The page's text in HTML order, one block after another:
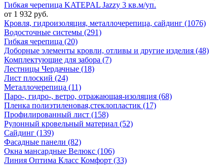
Гибкая черепица KATEPAL Jazzy 3 кв.м/уп.
от 1 932 руб.
Кровля, гидроизоляция, металлочерепица, сайдинг (1076)
Водосточные системы (291)
Гибкая черепица (20)
Доборные элементы кровли, отливы и другие изделия (48)
Комплектующие для забора (7)
Лестницы Чердачные (18)
Лист плоский (24)
Металлочерепица (11)
Паро-, гидро-, ветро, отражающая-изоляция (68)
Пленка полиэтиленовая,стеклопластик (17)
Профилированный лист (158)
Рулонный кровельный материал (52)
Сайдинг (139)
Фасадные панели (82)
Окна мансардные Велюкс (106)
Линия Оптима Класс Комфорт (33)